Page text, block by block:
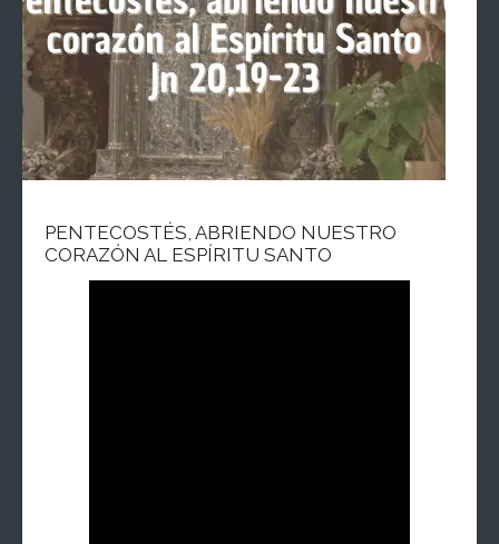
PENTECOSTÉS, ABRIENDO NUESTRO
CORAZÓN AL ESPÍRITU SANTO